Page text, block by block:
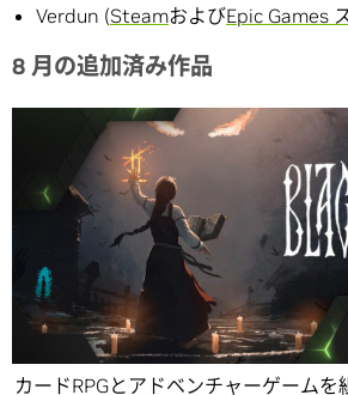
Verdun (SteamおよびEpic Games
8 月の追加済み作品
カードRPGとアドベンチャーゲーム